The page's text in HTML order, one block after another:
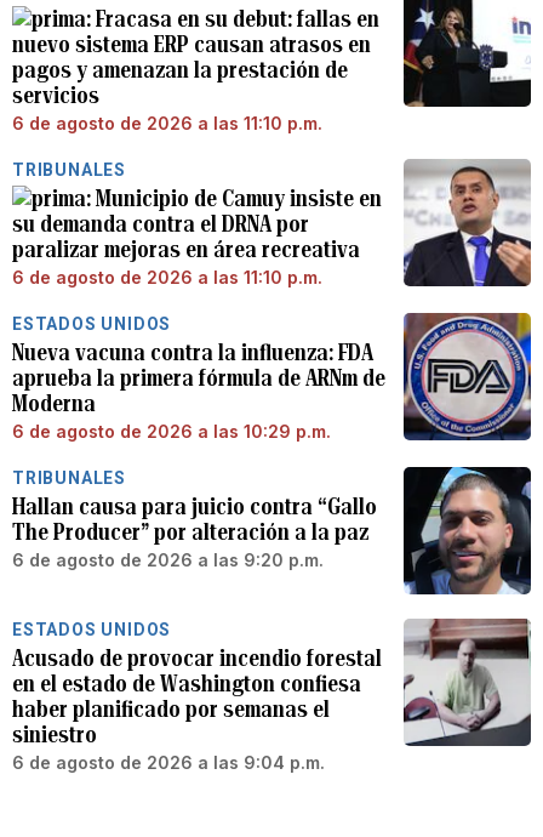
Fracasa en su debut: fallas en
nuevo sistema ERP causan atrasos en
pagos y amenazan la prestación de
servicios
6 de agosto de 2026 a las 11:10 p.m.
TRIBUNALES
Municipio de Camuy insiste en
su demanda contra el DRNA por
paralizar mejoras en área recreativa
6 de agosto de 2026 a las 11:10 p.m.
ESTADOS UNIDOS
Nueva vacuna contra la influenza: FDA
aprueba la primera fórmula de ARNm de
Moderna
6 de agosto de 2026 a las 10:29 p.m.
TRIBUNALES
Hallan causa para juicio contra “Gallo
The Producer” por alteración a la paz
6 de agosto de 2026 a las 9:20 p.m.
ESTADOS UNIDOS
Acusado de provocar incendio forestal
en el estado de Washington confiesa
haber planificado por semanas el
siniestro
6 de agosto de 2026 a las 9:04 p.m.